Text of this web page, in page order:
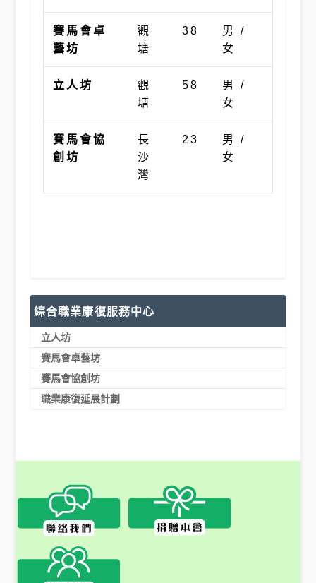
賽馬會卓
藝坊
觀
塘
38
男 /
女
立人坊
觀
塘
58
男 /
女
賽馬會協
創坊
長
沙
灣
23
男 /
女
綜合職業康復服務中心
立人坊
賽馬會卓藝坊
賽馬會協創坊
職業康復延展計劃